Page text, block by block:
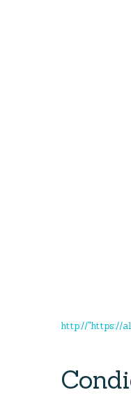
http://"https://